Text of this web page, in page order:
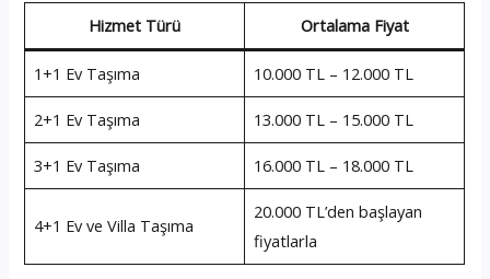
Hizmet Türü
Ortalama Fiyat
1+1 Ev Taşıma 10.000 TL – 12.000 TL
2+1 Ev Taşıma 13.000 TL – 15.000 TL
3+1 Ev Taşıma 16.000 TL – 18.000 TL
4+1 Ev ve Villa Taşıma
20.000 TL’den başlayan
fiyatlarla